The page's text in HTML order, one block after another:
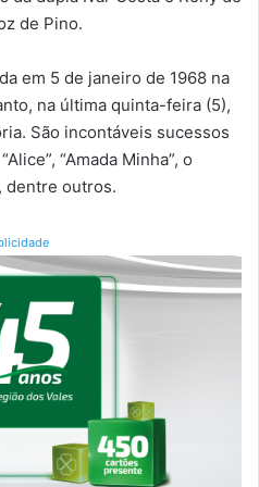
de Pino.
em 5 de janeiro de 1968 na
na última quinta-feira (5),
São incontáveis sucessos
“Amada Minha”, o
dentre outros.